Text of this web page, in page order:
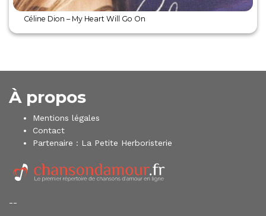
Céline Dion – My Heart Will Go On
À propos
Mentions légales
Contact
Partenaire : La Petite Herboristerie
--